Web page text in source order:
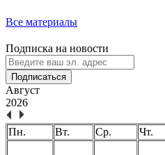
Все материалы
Подписка на новости
Подписаться
Август
2026
Пн. Вт. Ср. Чт.